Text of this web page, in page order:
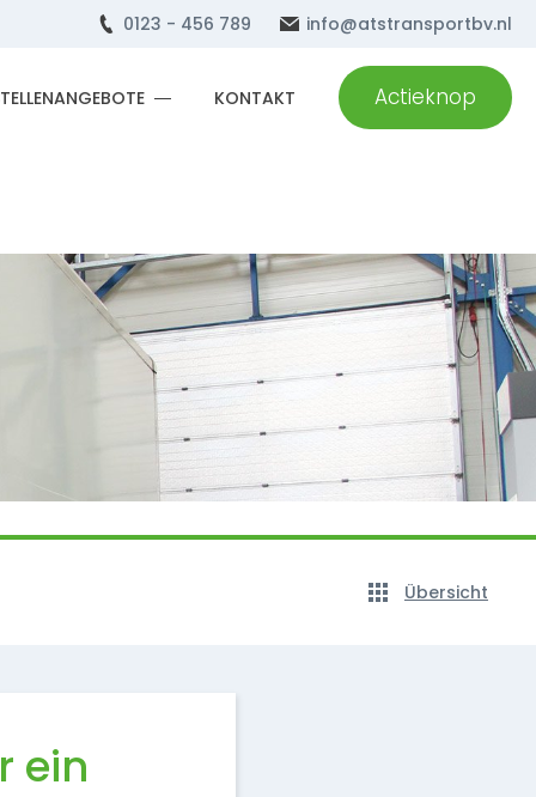
0123 - 456 789 info@atstransportbv.nl
KONTAKT Actieknop
Übersicht
ein